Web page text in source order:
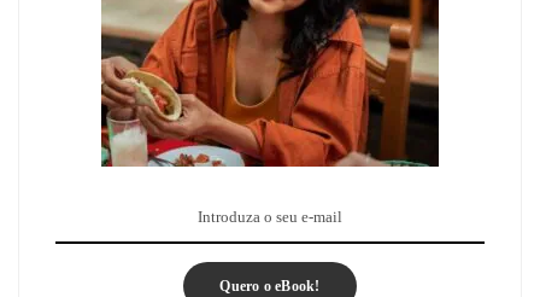
Quero o eBook!